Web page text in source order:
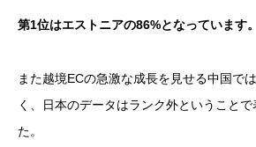
第1位はエストニアの86%となっています。
また越境ECの急激な成長を見せる中国で
く、日本のデータはランク外ということ
た。